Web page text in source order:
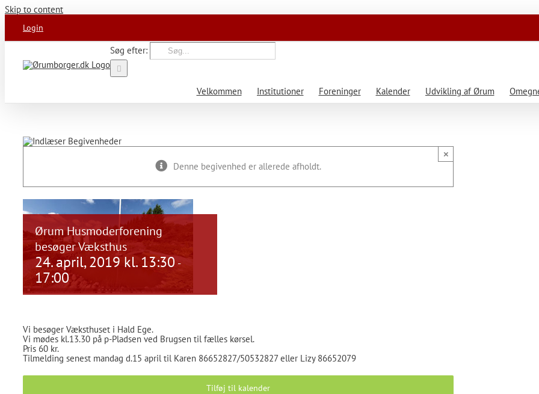
Skip to content
Login
Søg efter:
Velkommen Institutioner Foreninger Kalender Udvikling af Ørum
Denne begivenhed er allerede afholdt.
×
Ørum Husmoderforening
besøger Væksthus
24. april, 2019 kl. 13:30 -
17:00
Vi besøger Væksthuset i Hald Ege.
Vi mødes kl.13.30 på p-Pladsen ved Brugsen til fælles kørsel.
Pris 60 kr.
Tilmelding senest mandag d.15 april til Karen 86652827/50532827 eller Lizy 86652079
Tilføj til kalender